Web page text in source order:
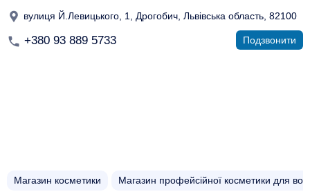
вулиця Й.Левицького, 1, Дрогобич, Львівська область, 82100
+380 93 889 5733 Подзвонити
Магазин косметики Магазин профейсійної косметики для